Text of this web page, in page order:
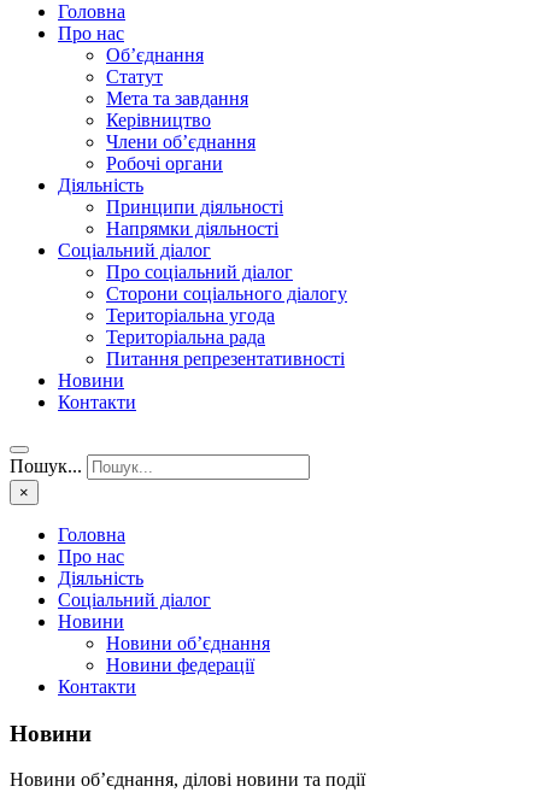
Головна
Про нас
Об’єднання
Статут
Мета та завдання
Керівництво
Члени об’єднання
Робочі органи
Діяльність
Принципи діяльності
Напрямки діяльності
Соціальний діалог
Про соціальний діалог
Сторони соціального діалогу
Територіальна угода
Територіальна рада
Питання репрезентативності
Новини
Контакти
Пошук...
×
Головна
Про нас
Діяльність
Соціальний діалог
Новини
Новини об’єднання
Новини федерації
Контакти
Новини
Новини об’єднання, ділові новини та події